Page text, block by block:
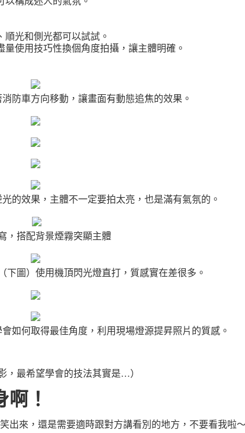
光和側光都可以試試。
使用技巧性換個角度拍攝，讓主體明確。
防車方向移動，讓畫面有動態追焦的效果。
的效果，主體不一定要拍太亮，也是滿有氣氛的。
，搭配背景煙霧突顯主體
圖）使用機頂閃光燈直打，質感實在差很多。
如何取得最佳角度，利用現場燈源提昇照片的質感。
，最希望學會的技法其實是…）
！
出來，還是需要適時跟對方講看別的地方，不要看我啦